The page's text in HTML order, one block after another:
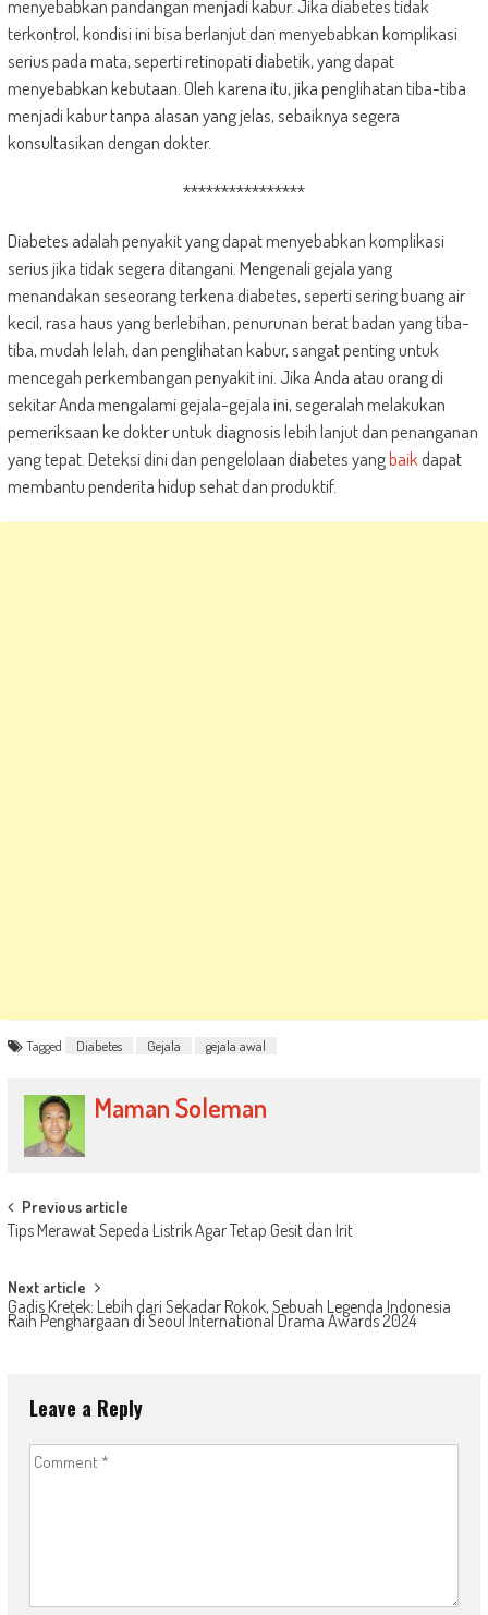
menyebabkan pandangan menjadi kabur. Jika diabetes tidak
terkontrol, kondisi ini bisa berlanjut dan menyebabkan komplikasi
serius pada mata, seperti retinopati diabetik, yang dapat
menyebabkan kebutaan. Oleh karena itu, jika penglihatan tiba-tiba
menjadi kabur tanpa alasan yang jelas, sebaiknya segera
konsultasikan dengan dokter.
****************
Diabetes adalah penyakit yang dapat menyebabkan komplikasi
serius jika tidak segera ditangani. Mengenali gejala yang
menandakan seseorang terkena diabetes, seperti sering buang air
kecil, rasa haus yang berlebihan, penurunan berat badan yang tiba-
tiba, mudah lelah, dan penglihatan kabur, sangat penting untuk
mencegah perkembangan penyakit ini. Jika Anda atau orang di
sekitar Anda mengalami gejala-gejala ini, segeralah melakukan
pemeriksaan ke dokter untuk diagnosis lebih lanjut dan penanganan
yang tepat. Deteksi dini dan pengelolaan diabetes yangbaikdapat
membantu penderita hidup sehat dan produktif.
Tagged Diabetes Gejala gejala awal
Maman Soleman
Post
navigation
Previous article
Tips Merawat Sepeda Listrik Agar Tetap Gesit dan Irit
Next article
Gadis Kretek: Lebih dari Sekadar Rokok, Sebuah Legenda Indonesia
Raih Penghargaan di Seoul International Drama Awards 2024
Leave a Reply